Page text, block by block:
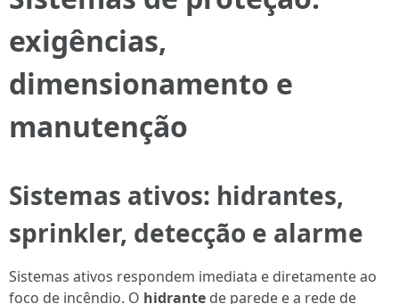
exigências,
dimensionamento e
manutenção
Sistemas ativos: hidrantes,
sprinkler, detecção e alarme
Sistemas ativos respondem imediata e diretamente ao
foco de incêndio. O hidrante de parede e a rede de